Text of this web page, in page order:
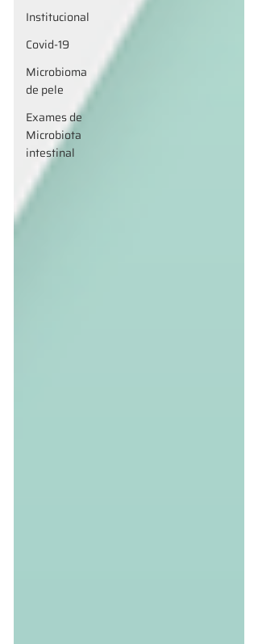
Institucional
Covid-19
Microbioma
de pele
Exames de
Microbiota
intestinal